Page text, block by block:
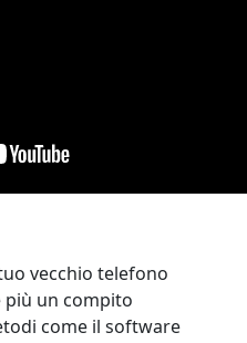
vecchio telefono
più un compito
come il software